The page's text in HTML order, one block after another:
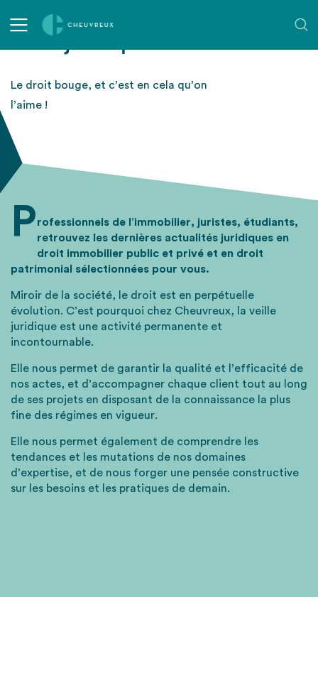
Veille juridique
Le droit bouge, et c’est en cela qu’on
l’aime !
Professionnels de l’immobilier, juristes, étudiants,
retrouvez les dernières actualités juridiques en
droit immobilier public et privé et en droit
patrimonial sélectionnées pour vous.
Miroir de la société, le droit est en perpétuelle
évolution. C’est pourquoi chez Cheuvreux, la veille
juridique est une activité permanente et
incontournable.
Elle nous permet de garantir la qualité et l’efficacité de
nos actes, et d’accompagner chaque client tout au long
de ses projets en disposant de la connaissance la plus
fine des régimes en vigueur.
Elle nous permet également de comprendre les
tendances et les mutations de nos domaines
d’expertise, et de nous forger une pensée constructive
sur les besoins et les pratiques de demain.